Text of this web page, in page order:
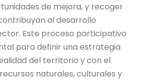
de mejora, y recoger
al desarrollo
Este proceso participativo
para definir una estrategia
del territorio y con el
naturales, culturales y